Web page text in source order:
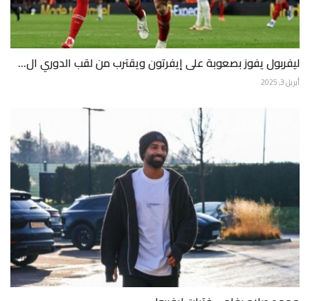
ليفربول يفوز بصعوبة على إيفرتون ويقترب من لقب الدوري ال...
أبريل 3, 2025